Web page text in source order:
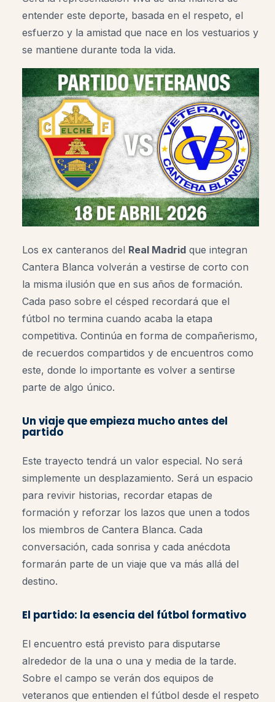
entender este deporte, basada en el respeto, el
esfuerzo y la amistad que nace en los vestuarios y
se mantiene durante toda la vida.
Los ex canteranos del Real Madrid que integran
Cantera Blanca volverán a vestirse de corto con
la misma ilusión que en sus años de formación.
Cada paso sobre el césped recordará que el
fútbol no termina cuando acaba la etapa
competitiva. Continúa en forma de compañerismo,
de recuerdos compartidos y de encuentros como
este, donde lo importante es volver a sentirse
parte de algo único.
Un viaje que empieza mucho antes del
partido
Este trayecto tendrá un valor especial. No será
simplemente un desplazamiento. Será un espacio
para revivir historias, recordar etapas de
formación y reforzar los lazos que unen a todos
los miembros de Cantera Blanca. Cada
conversación, cada sonrisa y cada anécdota
formarán parte de un viaje que va más allá del
destino.
El partido: la esencia del fútbol formativo
El encuentro está previsto para disputarse
alrededor de la una o una y media de la tarde.
Sobre el campo se verán dos equipos de
veteranos que entienden el fútbol desde el respeto